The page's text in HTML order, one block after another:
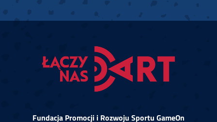
Fundacja Promocji i Rozwoju Sportu GameOn